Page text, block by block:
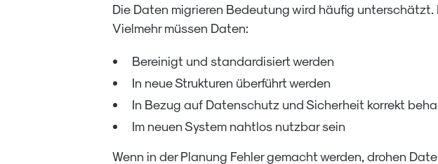
Die Daten migrieren Bedeutung wird häufig unterschätzt.
Vielmehr müssen Daten:
Bereinigt und standardisiert werden
In neue Strukturen überführt werden
In Bezug auf Datenschutz und Sicherheit korrekt
Im neuen System nahtlos nutzbar sein
Wenn in der Planung Fehler gemacht werden, drohen